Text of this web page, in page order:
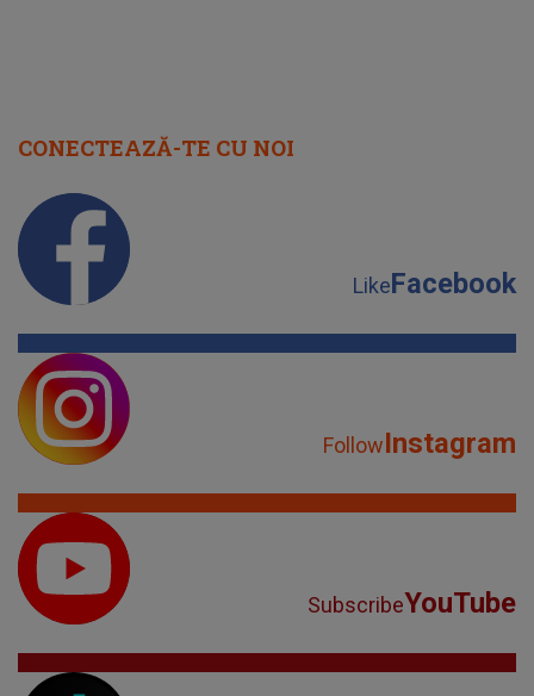
CONECTEAZĂ-TE CU NOI
LikeFacebook
FollowInstagram
SubscribeYouTube